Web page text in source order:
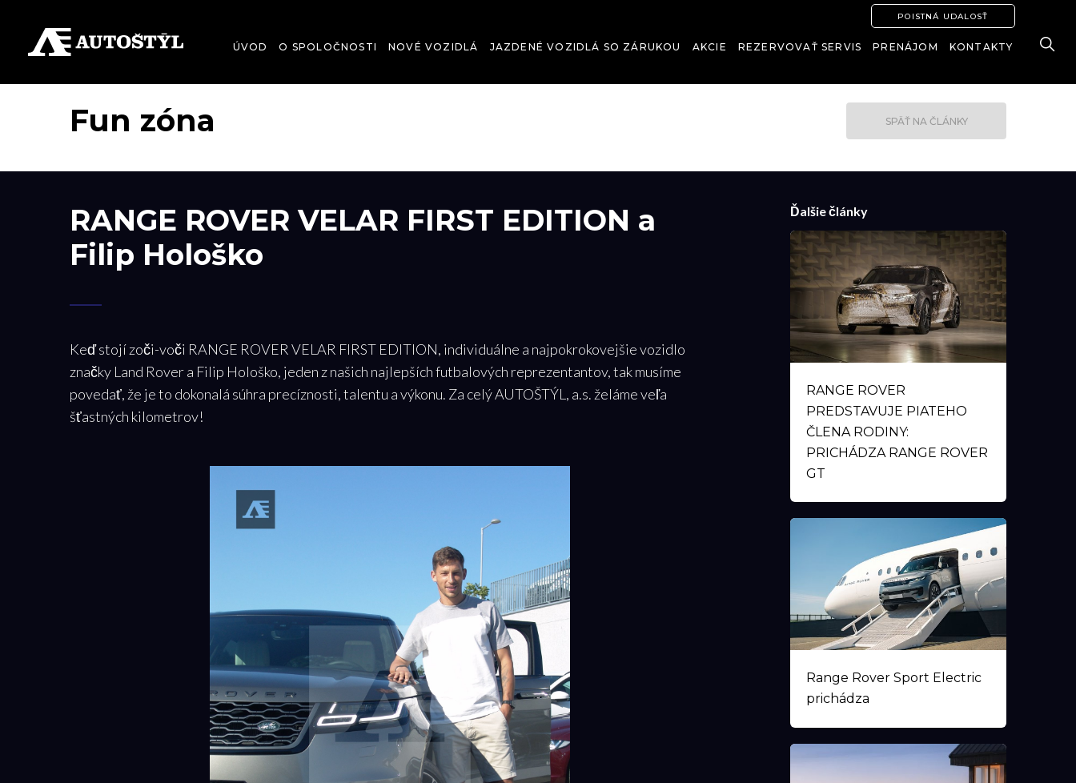
ÚVOD O SPOLOČNOSTI NOVÉ VOZIDLÁ JAZDENÉ VOZIDLÁ SO ZÁRUKOU AKCIE REZERVOVAŤ SERVIS PRENÁJOM KONTAKTY
POISTNÁ UDALOSŤ
Fun zóna SPÄŤ NA ČLÁNKY
Ďalšie články
RANGE ROVER
PREDSTAVUJE PIATEHO
ČLENA RODINY:
PRICHÁDZA RANGE ROVER
GT
Range Rover Sport Electric
prichádza
RANGE ROVER VELAR FIRST EDITION a
Filip Hološko
Keď stojí zoči-voči RANGE ROVER VELAR FIRST EDITION, individuálne a najpokrokovejšie vozidlo
značky Land Rover a Filip Hološko, jeden z našich najlepších futbalových reprezentantov, tak musíme
povedať, že je to dokonalá súhra precíznosti, talentu a výkonu. Za celý AUTOŠTÝL, a.s. želáme veľa
šťastných kilometrov!